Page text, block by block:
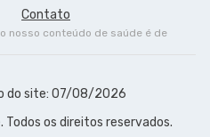
Contato
nosso conteúdo de saúde é de
do site: 07/08/2026
os direitos reservados.